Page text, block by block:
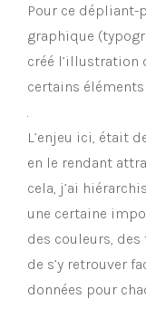
Pour ce dépliant-
graphique
créé l’illustration
certains éléments
.
L’enjeu ici, était
en le rendant
cela, j’ai
une certaine
des couleurs,
de s’y retrouver
données pour